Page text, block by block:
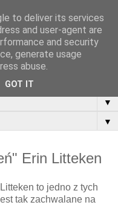
▼
▼
Erin Litteken
to jedno z tych
tak zachwalane na
to deliver its services
and user-agent are
and security
generate usage
abuse.
GOT IT